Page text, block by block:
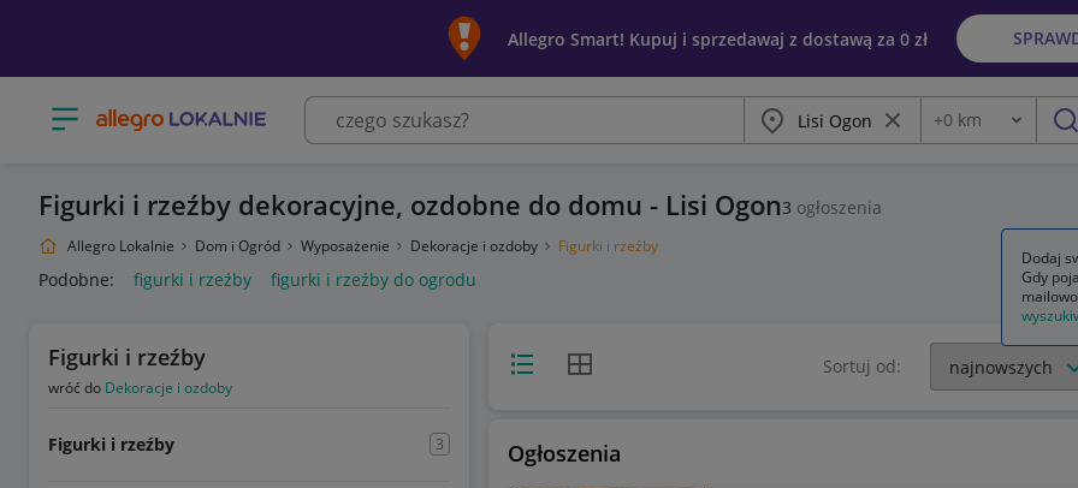
Allegro Smart! Kupuj i sprzedawaj z dostawą za 0 zł
Otwórz menu z kategoriami Miasto Wyczyść frazę
Odległość
+0 km
Figurki i rzeźby dekoracyjne, ozdobne do domu - Lisi Ogon3 ogłoszenia
Allegro Lokalnie Dom i Ogród Wyposażenie Dekoracje i ozdoby Figurki i rzeźby
Podobne: figurki i rzeźby figurki i rzeźby do ogrodu
Figurki i rzeźby
wróć do Dekoracje i ozdoby
Figurki i rzeźby 3
Widok listyWidok siatki Sortuj od:
Ogłoszenia
Dodaj
Gdy